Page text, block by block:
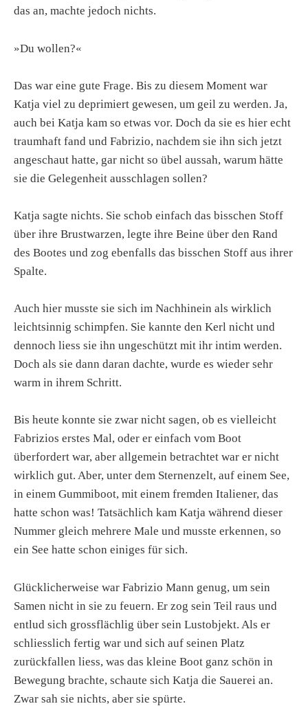
das an, machte jedoch nichts.
»Du wollen?«
Das war eine gute Frage. Bis zu diesem Moment war
Katja viel zu deprimiert gewesen, um geil zu werden. Ja,
auch bei Katja kam so etwas vor. Doch da sie es hier echt
traumhaft fand und Fabrizio, nachdem sie ihn sich jetzt
angeschaut hatte, gar nicht so übel aussah, warum hätte
sie die Gelegenheit ausschlagen sollen?
Katja sagte nichts. Sie schob einfach das bisschen Stoff
über ihre Brustwarzen, legte ihre Beine über den Rand
des Bootes und zog ebenfalls das bisschen Stoff aus ihrer
Spalte.
Auch hier musste sie sich im Nachhinein als wirklich
leichtsinnig schimpfen. Sie kannte den Kerl nicht und
dennoch liess sie ihn ungeschützt mit ihr intim werden.
Doch als sie dann daran dachte, wurde es wieder sehr
warm in ihrem Schritt.
Bis heute konnte sie zwar nicht sagen, ob es vielleicht
Fabrizios erstes Mal, oder er einfach vom Boot
überfordert war, aber allgemein betrachtet war er nicht
wirklich gut. Aber, unter dem Sternenzelt, auf einem See,
in einem Gummiboot, mit einem fremden Italiener, das
hatte schon was! Tatsächlich kam Katja während dieser
Nummer gleich mehrere Male und musste erkennen, so
ein See hatte schon einiges für sich.
Glücklicherweise war Fabrizio Mann genug, um sein
Samen nicht in sie zu feuern. Er zog sein Teil raus und
entlud sich grossflächlig über sein Lustobjekt. Als er
schliesslich fertig war und sich auf seinen Platz
zurückfallen liess, was das kleine Boot ganz schön in
Bewegung brachte, schaute sich Katja die Sauerei an.
Zwar sah sie nichts, aber sie spürte.